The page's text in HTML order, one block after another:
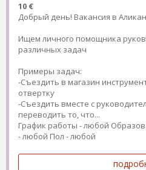
10 €
Добрый день! Вакансия в
Ищем личного помощника
различных задач
Примеры задач:
-Съездить в магазин
отвертку
-Съездить вместе с
переводить то, что...
График работы - любой
- любой Пол - любой